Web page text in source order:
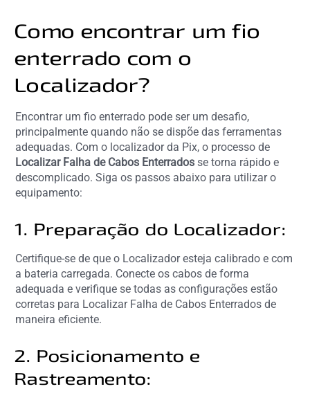
Como encontrar um fio
enterrado com o
Localizador?
Encontrar um fio enterrado pode ser um desafio,
principalmente quando não se dispõe das ferramentas
adequadas. Com o localizador da Pix, o processo de
Localizar Falha de Cabos Enterrados se torna rápido e
descomplicado. Siga os passos abaixo para utilizar o
equipamento:
1. Preparação do Localizador:
Certifique-se de que o Localizador esteja calibrado e com
a bateria carregada. Conecte os cabos de forma
adequada e verifique se todas as configurações estão
corretas para Localizar Falha de Cabos Enterrados de
maneira eficiente.
2. Posicionamento e
Rastreamento: